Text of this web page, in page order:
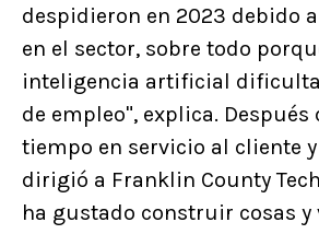
despidieron en 2023 debido
en el sector, sobre todo
inteligencia artificial
de empleo", explica. Después
tiempo en servicio al cliente
dirigió a Franklin County
ha gustado construir cosas y